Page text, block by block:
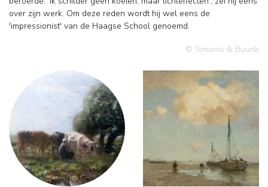
over zijn werk. Om deze reden wordt hij wel eens de
'impressionist' van de Haagse School genoemd.
© Simonis & Buunk